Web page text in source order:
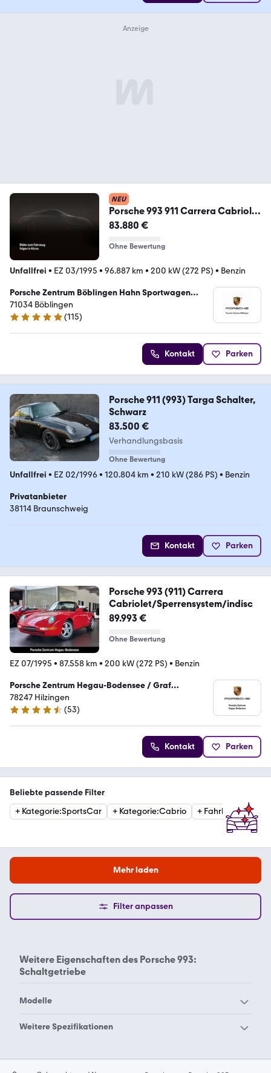
NEU
Porsche 993 911 Carrera Cabriolet
Windschott Unfallfrei
83.880 €
Ohne Bewertung
Unfallfrei • EZ 03/1995 • 96.887 km • 200 kW (272 PS) • Benzin
Porsche Zentrum Böblingen Hahn Sportwagen
Böblingen GmbH
71034 Böblingen
4.8 Sterne
(115)
Kontakt Parken
Porsche 911 (993) Targa Schalter,
Schwarz
83.500 €
Verhandlungsbasis
Ohne Bewertung
Unfallfrei • EZ 02/1996• 120.804 km • 210 kW (286 PS) • Benzin
Privatanbieter
38114 Braunschweig
Kontakt Parken
Porsche 993 (911) Carrera
Cabriolet/Sperrensystem/indisc
89.993 €
Ohne Bewertung
EZ 07/1995 • 87.558 km • 200 kW (272 PS) • Benzin
Porsche Zentrum Hegau-Bodensee / Graf
Hardenberg Sportwagen GmbH
78247 Hilzingen
4.6 Sterne
(53)
Kontakt Parken
Beliebte passende Filter
+ Kategorie:SportsCar + Kategorie:Cabrio + Fahrleistung:
Mehr laden
Filter anpassen
Weitere Eigenschaften des Porsche 993:
Schaltgetriebe
Modelle
Porsche 356
Porsche 914
Porsche 918
Weitere Spezifikationen